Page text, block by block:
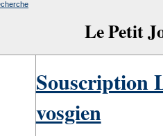
Le Petit
Souscription
vosgien